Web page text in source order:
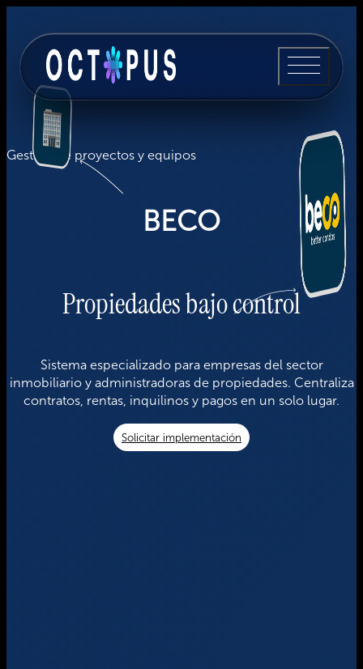
Gestión de proyectos y equipos
BECO
Propiedades bajo control
Sistema especializado para empresas del sector
inmobiliario y administradoras de propiedades. Centraliza
contratos, rentas, inquilinos y pagos en un solo lugar.
Solicitar implementación